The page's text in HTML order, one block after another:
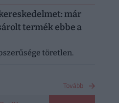
már
termék ebbe a
töretlen.
Tovább